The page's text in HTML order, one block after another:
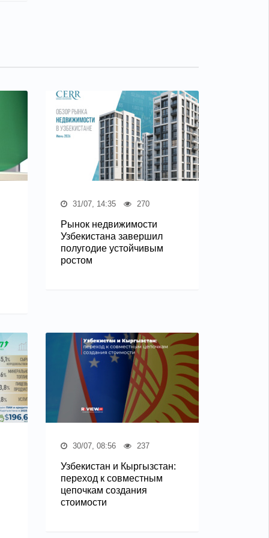
31/07, 14:35 270
Рынок недвижимости
Узбекистана завершил
полугодие устойчивым
ростом
30/07, 08:56 237
Узбекистан и Кыргызстан:
переход к совместным
цепочкам создания
стоимости